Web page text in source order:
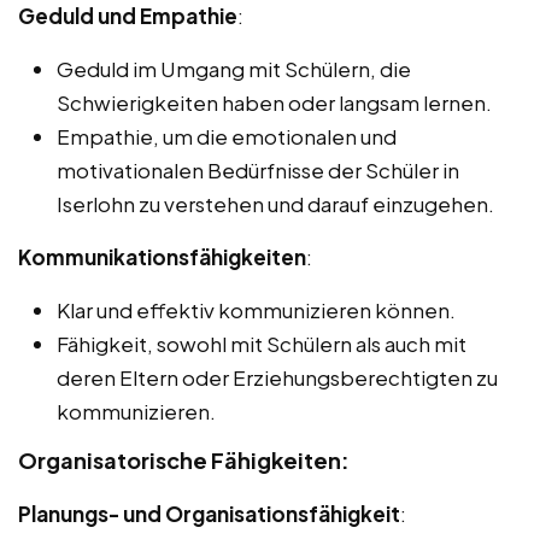
Geduld und Empathie:
Geduld im Umgang mit Schülern, die
Schwierigkeiten haben oder langsam lernen.
Empathie, um die emotionalen und
motivationalen Bedürfnisse der Schüler in
Iserlohn zu verstehen und darauf einzugehen.
Kommunikationsfähigkeiten:
Klar und effektiv kommunizieren können.
Fähigkeit, sowohl mit Schülern als auch mit
deren Eltern oder Erziehungsberechtigten zu
kommunizieren.
Organisatorische Fähigkeiten:
Planungs- und Organisationsfähigkeit: